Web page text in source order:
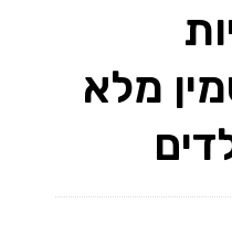
מלא